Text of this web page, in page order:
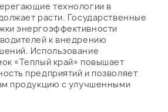
технологии в
расти. Государственные
энергоэффективности
к внедрению
Использование
«Теплый край» повышает
предприятий и позволяет
продукцию с улучшенными